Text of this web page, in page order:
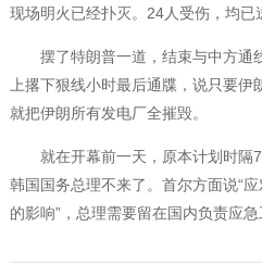
现场明火已经扑灭。24人受伤，均已
摆了特朗普一道，结束与中方通
上撂下狠线小时最后通牒，说只要伊
就把伊朗所有发电厂全摧毁。
就在开幕前一天，原本计划时隔7
韩国国务总理不来了。首尔方面说“
的影响”，总理需要留在国内负责应急